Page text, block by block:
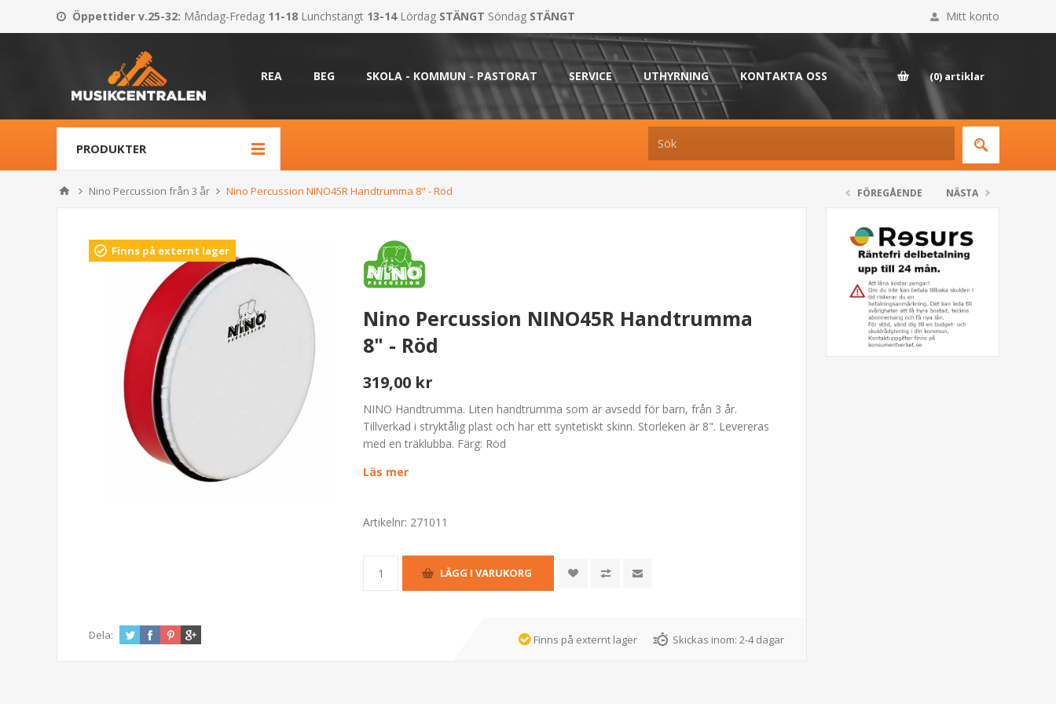
Öppettider v.25-32: Måndag-Fredag 11-18 Lunchstängt 13-14 Lördag STÄNGT Söndag STÄNGT Mitt konto
REA BEG SKOLA - KOMMUN - PASTORAT SERVICE UTHYRNING KONTAKTA OSS (0) artiklar
PRODUKTER
Nino Percussion från 3 år Nino Percussion NINO45R Handtrumma 8" - Röd FÖREGÅENDE NÄSTA
Finns på externt lager
Nino Percussion NINO45R Handtrumma
8" - Röd
319,00 kr
NINO Handtrumma. Liten handtrumma som är avsedd för barn, från 3 år.
Tillverkad i stryktålig plast och har ett syntetiskt skinn. Storleken är 8". Levereras
med en träklubba. Färg: Röd
Läs mer
Artikelnr: 271011
Dela: Finns på externt lager Skickas inom: 2-4 dagar